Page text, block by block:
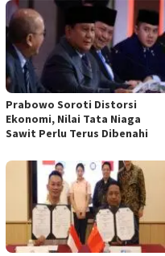
Prabowo Soroti Distorsi
Ekonomi, Nilai Tata Niaga
Sawit Perlu Terus Dibenahi